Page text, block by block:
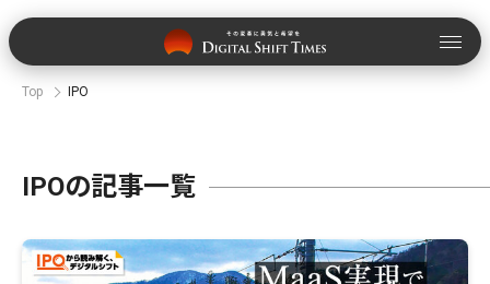
Top IPO
IPOの記事一覧